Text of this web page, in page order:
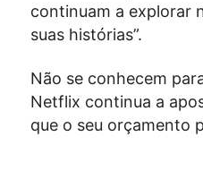
continuam a explorar
suas histórias”.
Não se conhecem
Netflix continua a
que o seu orçamento